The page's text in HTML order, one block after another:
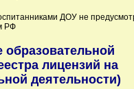
ДОУ не
РФ
лицензий на
деятельности)